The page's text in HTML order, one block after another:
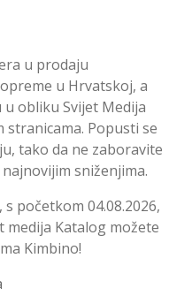
u prodaju
u Hrvatskoj, a
obliku Svijet Medija
stranicama. Popusti se
tako da ne zaboravite
sniženjima.
početkom 04.08.2026,
medija Katalog možete
Kimbino!